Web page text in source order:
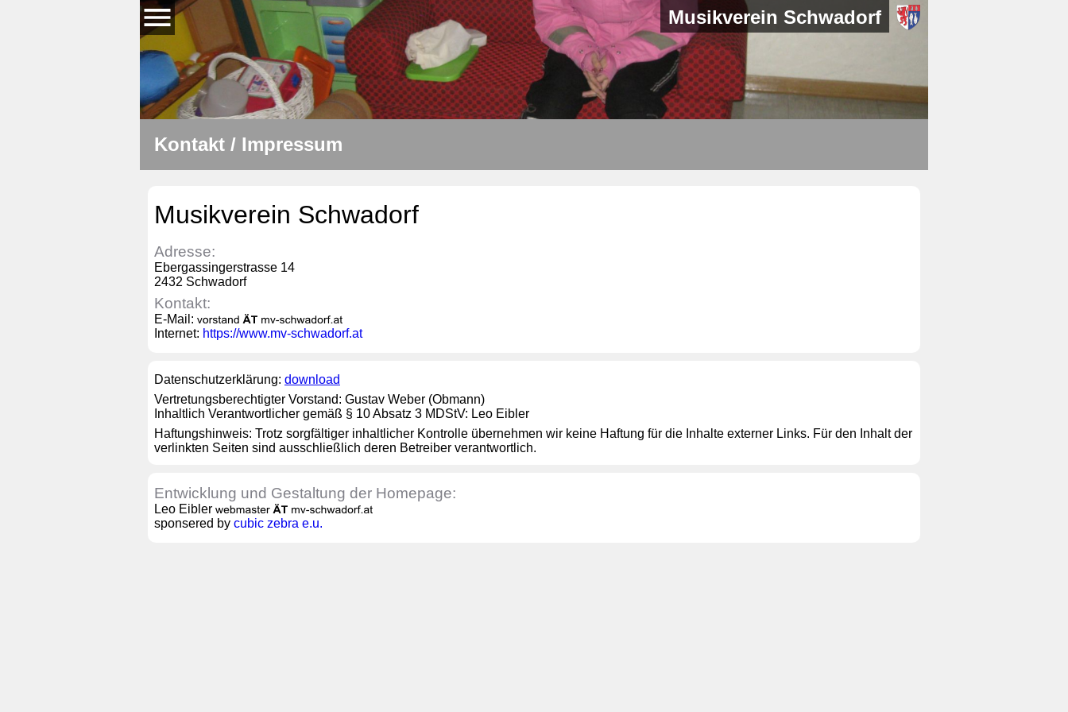
Musikverein Schwadorf
Kontakt / Impressum
Musikverein Schwadorf
Adresse:
Ebergassingerstrasse 14
2432 Schwadorf
Kontakt:
E-Mail:
Internet: https://www.mv-schwadorf.at
Datenschutzerklärung: download
Vertretungsberechtigter Vorstand: Gustav Weber (Obmann)
Inhaltlich Verantwortlicher gemäß § 10 Absatz 3 MDStV: Leo Eibler
Haftungshinweis: Trotz sorgfältiger inhaltlicher Kontrolle übernehmen wir keine Haftung für die Inhalte externer Links. Für den Inhalt der
verlinkten Seiten sind ausschließlich deren Betreiber verantwortlich.
Entwicklung und Gestaltung der Homepage:
Leo Eibler
sponsered by cubic zebra e.u.